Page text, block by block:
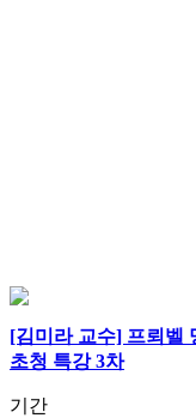
[김미라 교수] 프뢰벨
초청 특강 3차
기간